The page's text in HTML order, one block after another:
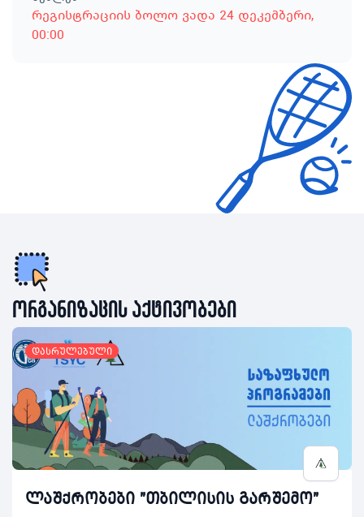
რეგისტრაციის ბოლო ვადა 24 დეკემბერი,
00:00
ორგანიზაცის აქტივობები
დასრულებული
ლაშქრობები "თბილისის გარშემო"